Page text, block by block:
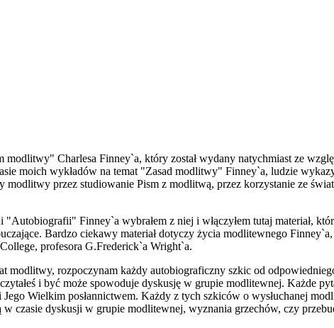
Charlesa Finney`a, który został wydany natychmiast ze
moich wykładów na temat "Zasad modlitwy" Finney`a, ludzie
modlitwy przez studiowanie Pism z modlitwą, przez korzystanie ze
Finney`a wybrałem z niej i włączyłem tutaj materiał,
Bardzo ciekawy materiał dotyczy życia modlitewnego
profesora G.Frederick`a Wright`a.
modlitwy, rozpoczynam każdy autobiograficzny szkic od
i być może spowoduje dyskusję w grupie modlitewnej. Każde
Wielkim posłannictwem. Każdy z tych szkiców o wysłuchanej
czasie dyskusji w grupie modlitewnej, wyznania grzechów, czy